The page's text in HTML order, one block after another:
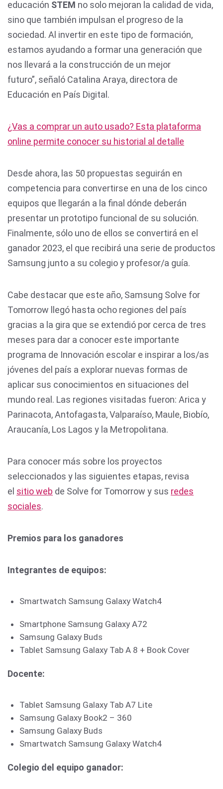
educación STEM no solo mejoran la calidad de vida,
sino que también impulsan el progreso de la
sociedad. Al invertir en este tipo de formación,
estamos ayudando a formar una generación que
nos llevará a la construcción de un mejor
futuro”, señaló Catalina Araya, directora de
Educación en País Digital.
¿Vas a comprar un auto usado? Esta plataforma
online permite conocer su historial al detalle
Desde ahora, las 50 propuestas seguirán en
competencia para convertirse en una de los cinco
equipos que llegarán a la final dónde deberán
presentar un prototipo funcional de su solución.
Finalmente, sólo uno de ellos se convertirá en el
ganador 2023, el que recibirá una serie de productos
Samsung junto a su colegio y profesor/a guía.
Cabe destacar que este año, Samsung Solve for
Tomorrow llegó hasta ocho regiones del país
gracias a la gira que se extendió por cerca de tres
meses para dar a conocer este importante
programa de Innovación escolar e inspirar a los/as
jóvenes del país a explorar nuevas formas de
aplicar sus conocimientos en situaciones del
mundo real. Las regiones visitadas fueron: Arica y
Parinacota, Antofagasta, Valparaíso, Maule, Biobío,
Araucanía, Los Lagos y la Metropolitana.
Para conocer más sobre los proyectos
seleccionados y las siguientes etapas, revisa
el sitio web de Solve for Tomorrow y sus redes
sociales.
Premios para los ganadores
Integrantes de equipos:
Smartwatch Samsung Galaxy Watch4
Smartphone Samsung Galaxy A72
Samsung Galaxy Buds
Tablet Samsung Galaxy Tab A 8 + Book Cover
Docente:
Tablet Samsung Galaxy Tab A7 Lite
Samsung Galaxy Book2 – 360
Samsung Galaxy Buds
Smartwatch Samsung Galaxy Watch4
Colegio del equipo ganador: